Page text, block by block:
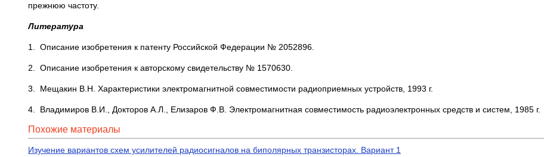
прежнюю частоту.
Литература
1. Описание изобретения к патенту Российской Федерации № 2052896.
2. Описание изобретения к авторскому свидетельству № 1570630.
3. Мещакин В.Н. Характеристики электромагнитной совместимости радиоприемных устройств, 1993 г.
4. Владимиров В.И., Докторов А.Л., Елизаров Ф.В. Электромагнитная совместимость радиоэлектронных средств и систем, 1985 г.
Похожие материалы
Изучение вариантов схем усилителей радиосигналов на биполярных транзисторах. Вариант 1